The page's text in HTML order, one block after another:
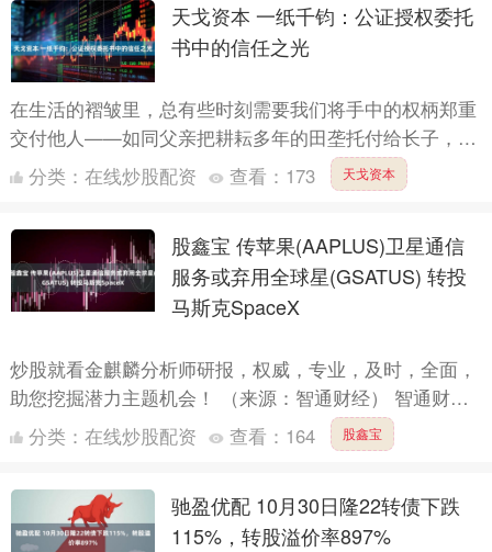
天戈资本 一纸千钧：公证授权委托
书中的信任之光
在生活的褶皱里，总有些时刻需要我们将手中的权柄郑重
交付他人——如同父亲把耕耘多年的田垄托付给长子，似
企业家将运转不息的企业齿轮交予挚友。这时，一份镌刻
着法律印记....
分类： 在线炒股配资 查看： 173 天戈资本
股鑫宝 传苹果(AAPLUS)卫星通信
服务或弃用全球星(GSATUS) 转投
马斯克SpaceX
炒股就看金麒麟分析师研报，权威，专业，及时，全面，
助您挖掘潜力主题机会！ （来源：智通财经） 智通财经
APP获悉，据报道，马斯克旗下SpaceX或将为苹果(AA....
分类： 在线炒股配资 查看： 164 股鑫宝
驰盈优配 10月30日隆22转债下跌
115%，转股溢价率897%